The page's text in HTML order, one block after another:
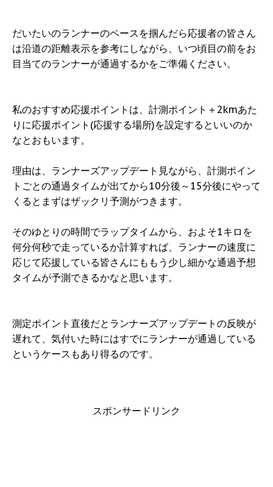
だいたいのランナーのペースを掴んだら応援者の皆さん
は沿道の距離表示を参考にしながら、いつ頃目の前をお
目当てのランナーが通過するかをご準備ください。
私のおすすめ応援ポイントは、計測ポイント＋2kmあた
りに応援ポイント(応援する場所)を設定するといいのか
なとおもいます。
理由は、ランナーズアップデート見ながら、計測ポイン
トごとの通過タイムが出てから10分後～15分後にやって
くるとまずはザックリ予測がつきます。
そのゆとりの時間でラップタイムから、およそ1キロを
何分何秒で走っているか計算すれば、ランナーの速度に
応じて応援している皆さんにももう少し細かな通過予想
タイムが予測できるかなと思います。
測定ポイント直後だとランナーズアップデートの反映が
遅れて、気付いた時にはすでにランナーが通過している
というケースもあり得るのです。
スポンサードリンク